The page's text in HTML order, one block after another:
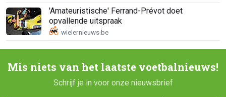
'Amateuristische' Ferrand-Prévot doet
opvallende uitspraak
Mis niets van het laatste voetbalnieuws!
Schrijf je in voor onze nieuwsbrief